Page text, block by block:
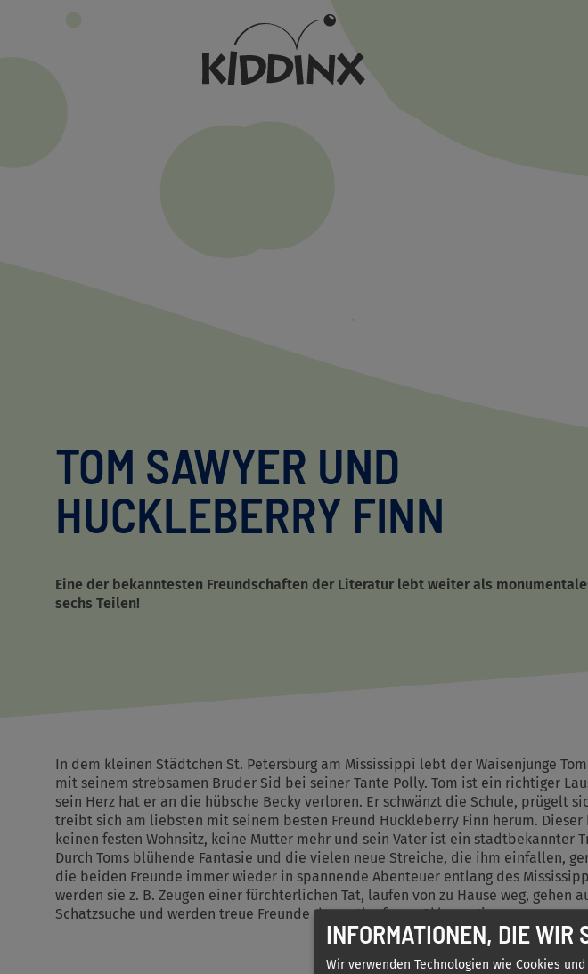
TOM SAWYER UND
HUCKLEBERRY FINN
Eine der bekanntesten Freundschaften der Literatur lebt weiter als
sechs Teilen!
In dem kleinen Städtchen St. Petersburg am Mississippi lebt der Waisenjunge
mit seinem strebsamen Bruder Sid bei seiner Tante Polly. Tom ist ein richtiger
sein Herz hat er an die hübsche Becky verloren. Er schwänzt die Schule, prügelt
treibt sich am liebsten mit seinem besten Freund Huckleberry Finn herum. Dieser
keinen festen Wohnsitz, keine Mutter mehr und sein Vater ist ein stadtbekannter
Durch Toms blühende Fantasie und die vielen neue Streiche, die ihm einfallen,
die beiden Freunde immer wieder in spannende Abenteuer entlang des
werden sie z. B. Zeugen einer fürchterlichen Tat, laufen von zu Hause weg, gehen
Schatzsuche und werden treue Freunde des entlaufenen Sklaven Jim.
INFORMATIONEN, DIE WIR
Wir verwenden Technologien wie Cookies